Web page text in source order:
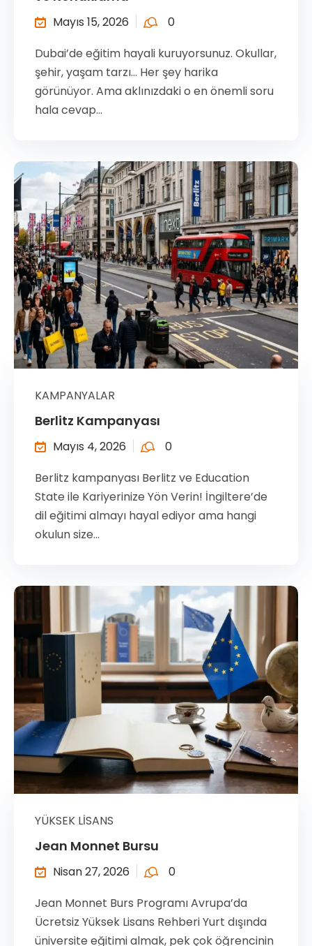
Mayıs 15, 2026
0
Dubai’de eğitim hayali kuruyorsunuz. Okullar,
şehir, yaşam tarzı… Her şey harika
görünüyor. Ama aklınızdaki o en önemli soru
hala cevap...
KAMPANYALAR
Berlitz Kampanyası
Mayıs 4, 2026
0
Berlitz kampanyası Berlitz ve Education
State ile Kariyerinize Yön Verin! İngiltere’de
dil eğitimi almayı hayal ediyor ama hangi
okulun size...
YÜKSEK LISANS
Jean Monnet Bursu
Nisan 27, 2026
0
Jean Monnet Burs Programı Avrupa’da
Ücretsiz Yüksek Lisans Rehberi Yurt dışında
üniversite eğitimi almak, pek çok öğrencinin